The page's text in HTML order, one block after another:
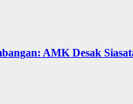
AMK Desak